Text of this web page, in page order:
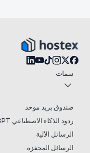
سمات
صندوق بريد موحد
ردود الذكاء الاصطناعي HostGPT™
الرسائل الآلية
الرسائل المحفزة